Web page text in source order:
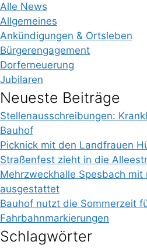
Alle News
Allgemeines
Ankündigungen & Ortsleben
Bürgerengagement
Dorferneuerung
Jubilaren
Neueste Beiträge
Stellenausschreibungen:
Bauhof
Picknick mit den Landfrauen
Straßenfest zieht in die
Mehrzweckhalle Spesbach
ausgestattet
Bauhof nutzt die Sommerzeit
Fahrbahnmarkierungen
Schlagwörter